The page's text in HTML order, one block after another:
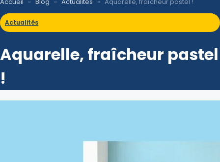
Actualités
Aquarelle, fraîcheur pastel
!